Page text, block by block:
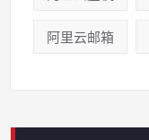
阿里云邮箱